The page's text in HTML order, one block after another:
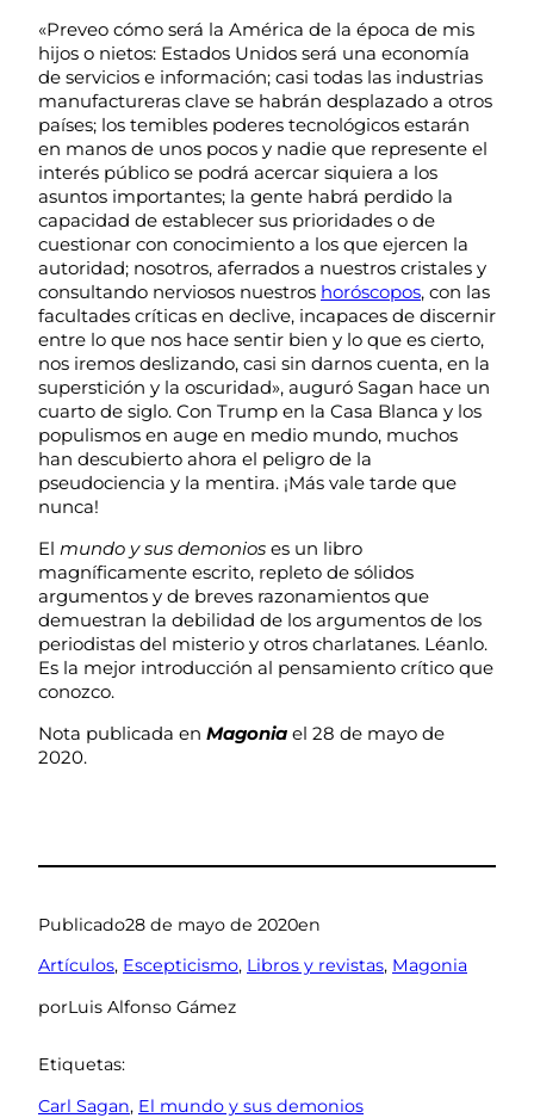
«Preveo cómo será la América de la época de mis
hijos o nietos: Estados Unidos será una economía
de servicios e información; casi todas las industrias
manufactureras clave se habrán desplazado a otros
países; los temibles poderes tecnológicos estarán
en manos de unos pocos y nadie que represente el
interés público se podrá acercar siquiera a los
asuntos importantes; la gente habrá perdido la
capacidad de establecer sus prioridades o de
cuestionar con conocimiento a los que ejercen la
autoridad; nosotros, aferrados a nuestros cristales y
consultando nerviosos nuestros horóscopos, con las
facultades críticas en declive, incapaces de discernir
entre lo que nos hace sentir bien y lo que es cierto,
nos iremos deslizando, casi sin darnos cuenta, en la
superstición y la oscuridad», auguró Sagan hace un
cuarto de siglo. Con Trump en la Casa Blanca y los
populismos en auge en medio mundo, muchos
han descubierto ahora el peligro de la
pseudociencia y la mentira. ¡Más vale tarde que
nunca!
El mundo y sus demonios es un libro
magníficamente escrito, repleto de sólidos
argumentos y de breves razonamientos que
demuestran la debilidad de los argumentos de los
periodistas del misterio y otros charlatanes. Léanlo.
Es la mejor introducción al pensamiento crítico que
conozco.
Nota publicada en Magonia el 28 de mayo de
2020.
Publicado28 de mayo de 2020en
Artículos, Escepticismo, Libros y revistas, Magonia
porLuis Alfonso Gámez
Etiquetas:
Carl Sagan, El mundo y sus demonios